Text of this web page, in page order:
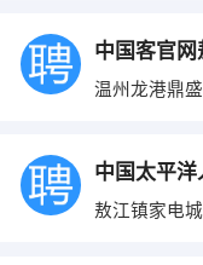
中国客官网
温州龙港鼎
敖江镇家电